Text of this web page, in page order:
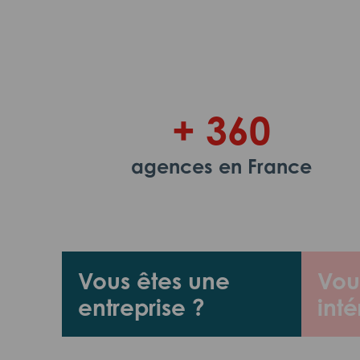
Vous êtes une
entreprise ?
+ 360
agences en France